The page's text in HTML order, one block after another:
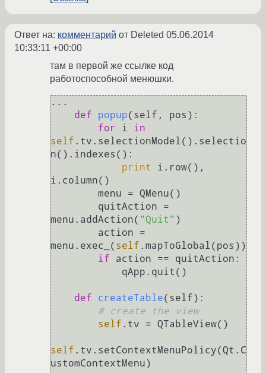
Ответ на: комментарий от Deleted 05.06.2014
10:33:11 +00:00
там в первой же ссылке код
работоспособной менюшки.
...
def
popup( self, pos ):
for
i in
self .tv.selectionModel().selectio
n().indexes():
print
i.row(),
i.column()
menu.addAction( "Quit" )
menu.exec_( self .mapToGlobal(pos))
if action == quitAction:
def createTable( self):
# create the view
self .tv = QTableView()
self .tv.setContextMenuPolicy(Qt.C
ustomContextMenu)